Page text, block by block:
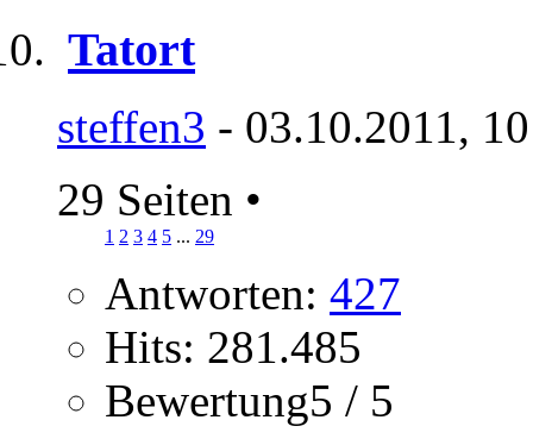
Tatort
steffen3 - 03.10.2011,
29 Seiten •
1 2 3 4 5 ... 29
Antworten: 427
Hits: 281.485
Bewertung5 / 5